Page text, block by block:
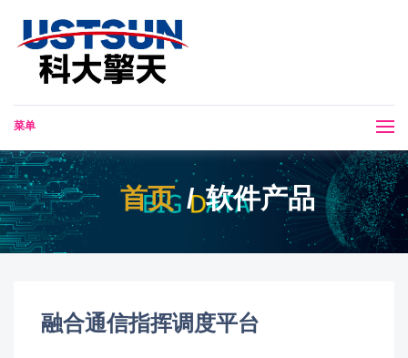
菜单
首页 软件产品
融合通信指挥调度平台